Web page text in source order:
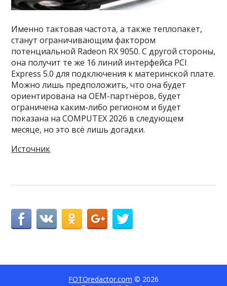
Именно тактовая частота, а также теплопакет,
станут ограничивающим фактором
потенциальной Radeon RX 9050. С другой стороны,
она получит те же 16 линий интерфейса PCI
Express 5.0 для подключения к материнской плате.
Можно лишь предположить, что она будет
ориентирована на OEM-партнёров, будет
ограничена каким-либо регионом и будет
показана на COMPUTEX 2026 в следующем
месяце, но это всё лишь догадки.
Источник
FOTOredactor.com © 2026